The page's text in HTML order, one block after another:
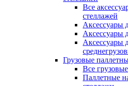
Все
стеллажей
Аксессуары
Аксессуары
Аксессуары
Грузовые
Все
Паллетные